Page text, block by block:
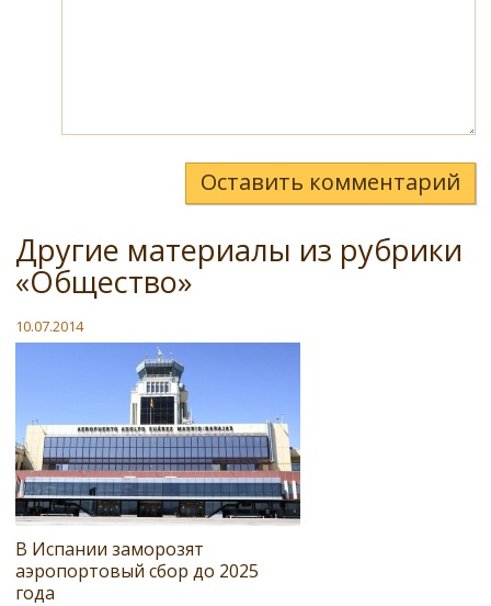
Оставить комментарий
Другие материалы из рубрики
«Общество»
10.07.2014
В Испании заморозят
аэропортовый сбор до 2025
года